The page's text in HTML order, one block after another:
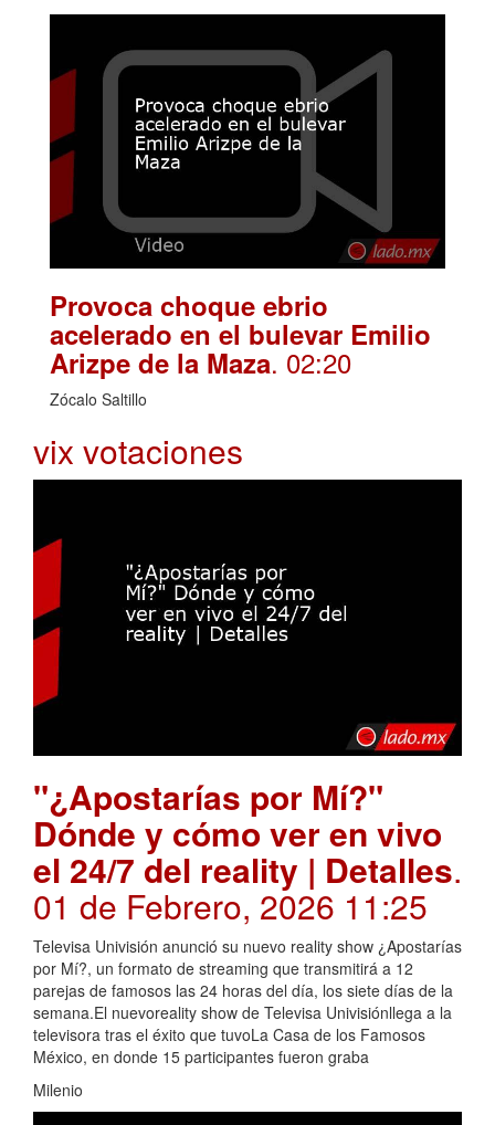
Provoca choque ebrio
acelerado en el bulevar Emilio
Arizpe de la Maza. 02:20
Zócalo Saltillo
vix votaciones
"¿Apostarías por Mí?"
Dónde y cómo ver en vivo
el 24/7 del reality | Detalles.
01 de Febrero, 2026 11:25
Televisa Univisión anunció su nuevo reality show ¿Apostarías
por Mí?, un formato de streaming que transmitirá a 12
parejas de famosos las 24 horas del día, los siete días de la
semana.El nuevoreality show de Televisa Univisiónllega a la
televisora tras el éxito que tuvoLa Casa de los Famosos
México, en donde 15 participantes fueron graba
Milenio